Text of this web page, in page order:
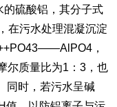
的硫酸铝，其分子式
在污水处理混凝沉淀
，
尔质量比为1：3，也
同时，若污水呈碱